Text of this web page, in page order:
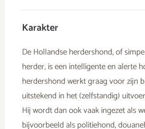
Karakter
De Hollandse herdershond, of
herder, is een intelligente en alerte
herdershond werkt graag voor zijn
uitstekend in het (zelfstandig)
Hij wordt dan ook vaak ingezet als
bijvoorbeeld als politiehond,